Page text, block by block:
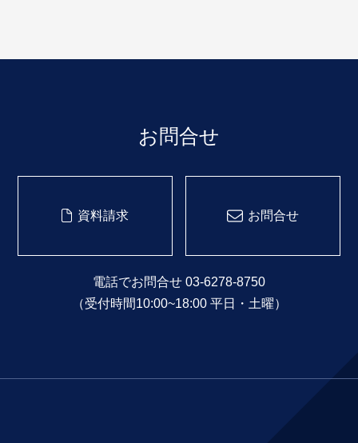
お問合せ
資料請求 お問合せ
電話でお問合せ 03-6278-8750
（受付時間10:00~18:00 平日・土曜）